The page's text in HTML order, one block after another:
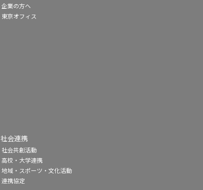
企業の方へ
東京オフィス
社会連携
社会共創活動
高校・大学連携
地域・スポーツ・文化活動
連携協定